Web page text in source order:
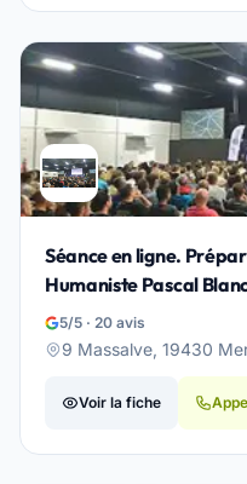
Séance en ligne.
Humaniste Pascal
5/5 · 20 avis
9 Massalve, 19430
Voir la fiche